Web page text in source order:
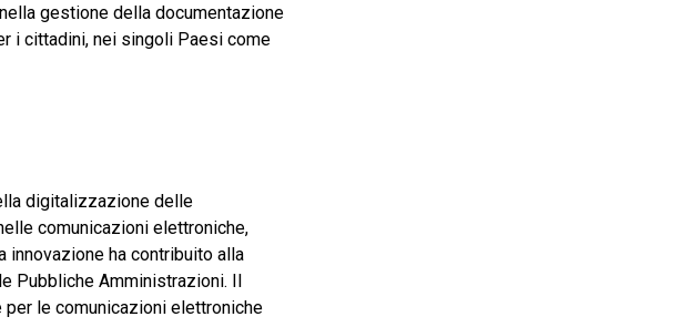
gestione della documentazione
i cittadini, nei singoli Paesi come
digitalizzazione delle
comunicazioni elettroniche,
innovazione ha contribuito alla
Pubbliche Amministrazioni. Il
per le comunicazioni elettroniche